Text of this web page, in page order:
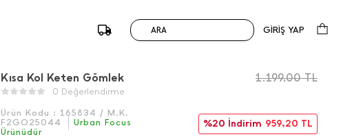
ARA GİRİŞ YAP
Kısa Kol Keten Gömlek
0 Değerlendirme
Ürün Kodu : 165834 / M.K.
F2GO25044
Urban Focus
Ürünüdür
1.199,00TL
%20 İndirim 959,20 TL